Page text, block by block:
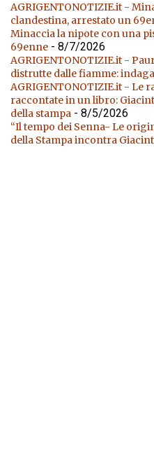
AGRIGENTONOTIZIE.it -
clandestina, arrestato un
Minaccia la nipote con una
69enne - 8/7/2026
AGRIGENTONOTIZIE.it -
distrutte dalle fiamme:
AGRIGENTONOTIZIE.it - Le
raccontate in un libro:
della stampa - 8/5/2026
“Il tempo dei Senna- Le
della Stampa incontra